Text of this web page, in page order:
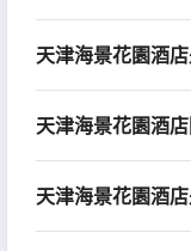
天津海景花園酒
天津海景花園酒
天津海景花園酒